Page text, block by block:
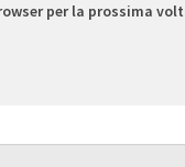
per la prossima